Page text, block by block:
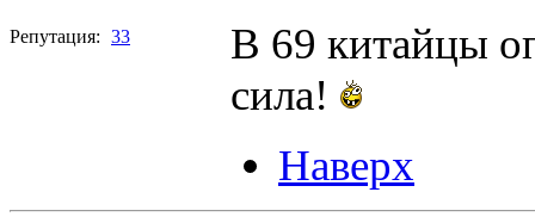
Репутация: 33
В 69 китайцы
сила!
Наверх